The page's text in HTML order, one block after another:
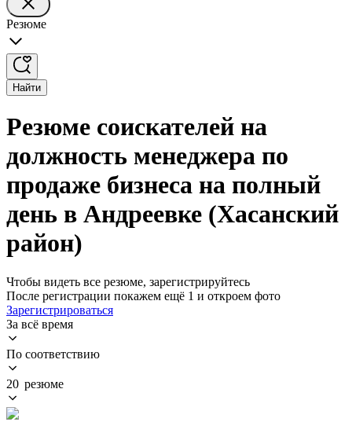
Резюме
Найти
Резюме соискателей на
должность менеджера по
продаже бизнеса на полный
день в Андреевке (Хасанский
район)
Чтобы видеть все резюме, зарегистрируйтесь
После регистрации покажем ещё 1 и откроем фото
Зарегистрироваться
За всё время
По соответствию
20 резюме